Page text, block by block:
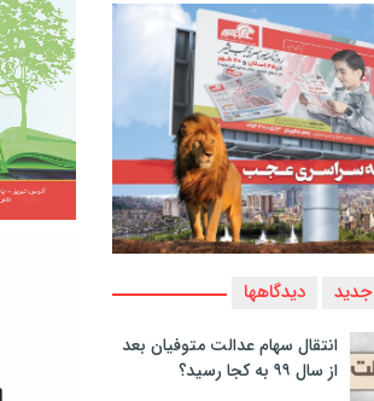
جدید دیدگاهها
انتقال سهام عدالت متوفیان بعد
از سال ۹۹ به کجا رسید؟